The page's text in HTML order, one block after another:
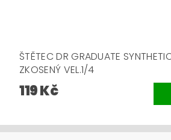
ŠTĚTEC DR GRADUATE
ZKOSENÝ VEL.1/4
119 Kč